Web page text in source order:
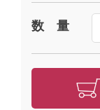
数 量